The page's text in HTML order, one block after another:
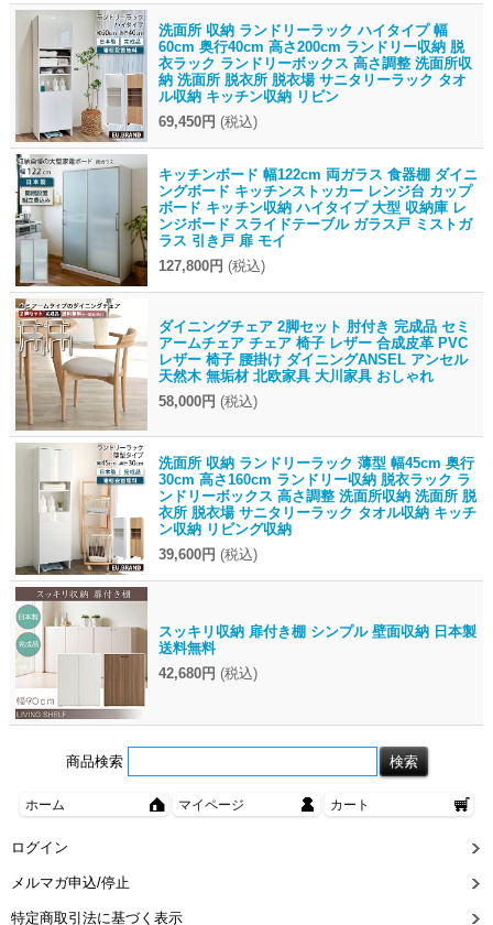
洗面所 収納 ランドリーラック ハイタイプ 幅
60cm 奥行40cm 高さ200cm ランドリー収納 脱
衣ラック ランドリーボックス 高さ調整 洗面所収
納 洗面所 脱衣所 脱衣場 サニタリーラック タオ
ル収納 キッチン収納 リビン
69,450円 (税込)
キッチンボード 幅122cm 両ガラス 食器棚 ダイニ
ングボード キッチンストッカー レンジ台 カップ
ボード キッチン収納 ハイタイプ 大型 収納庫 レ
ンジボード スライドテーブル ガラス戸 ミストガ
ラス 引き戸 扉 モイ
127,800円 (税込)
ダイニングチェア 2脚セット 肘付き 完成品 セミ
アームチェア チェア 椅子 レザー 合成皮革 PVC
レザー 椅子 腰掛け ダイニングANSEL アンセル
天然木 無垢材 北欧家具 大川家具 おしゃれ
58,000円 (税込)
洗面所 収納 ランドリーラック 薄型 幅45cm 奥行
30cm 高さ160cm ランドリー収納 脱衣ラック ラ
ンドリーボックス 高さ調整 洗面所収納 洗面所 脱
衣所 脱衣場 サニタリーラック タオル収納 キッチ
ン収納 リビング収納
39,600円 (税込)
スッキリ収納 扉付き棚 シンプル 壁面収納 日本製
送料無料
42,680円 (税込)
商品検索
ホーム マイページ カート
ログイン
メルマガ申込/停止
特定商取引法に基づく表示